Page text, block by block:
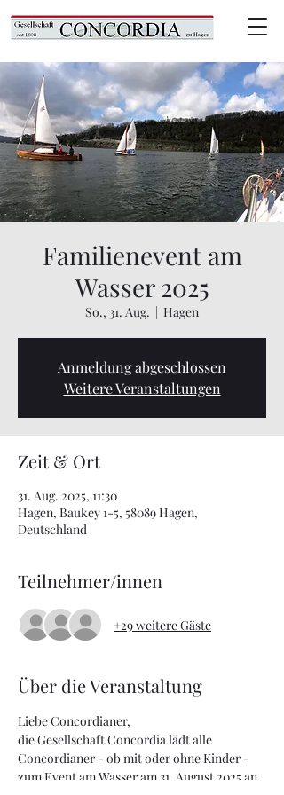
Familienevent am
Wasser 2025
So., 31. Aug.
  |
Hagen
Anmeldung abgeschlossen
Weitere Veranstaltungen
Zeit & Ort
31. Aug. 2025, 11:30
Hagen, Baukey 1-5, 58089 Hagen,
Deutschland
Teilnehmer/innen
+29 weitere Gäste
Über die Veranstaltung
Liebe Concordianer,
die Gesellschaft Concordia lädt alle
Concordianer - ob mit oder ohne Kinder -
zum Event am Wasser am 31. August 2025 an